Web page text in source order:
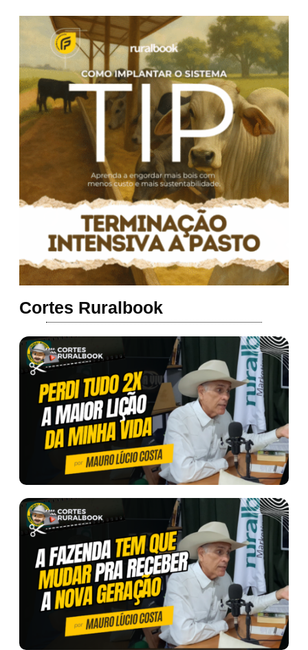
Cortes Ruralbook